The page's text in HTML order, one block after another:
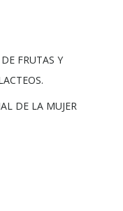
FRUTAS Y
DE LA MUJER